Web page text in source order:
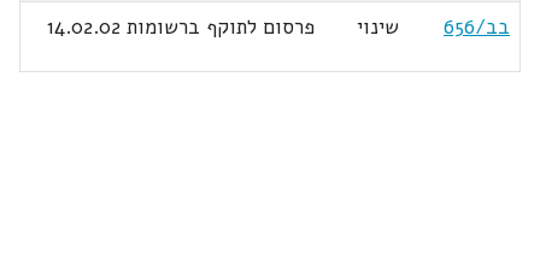
בב/656
שינוי פרסום לתוקף ברשומות 14.02.02